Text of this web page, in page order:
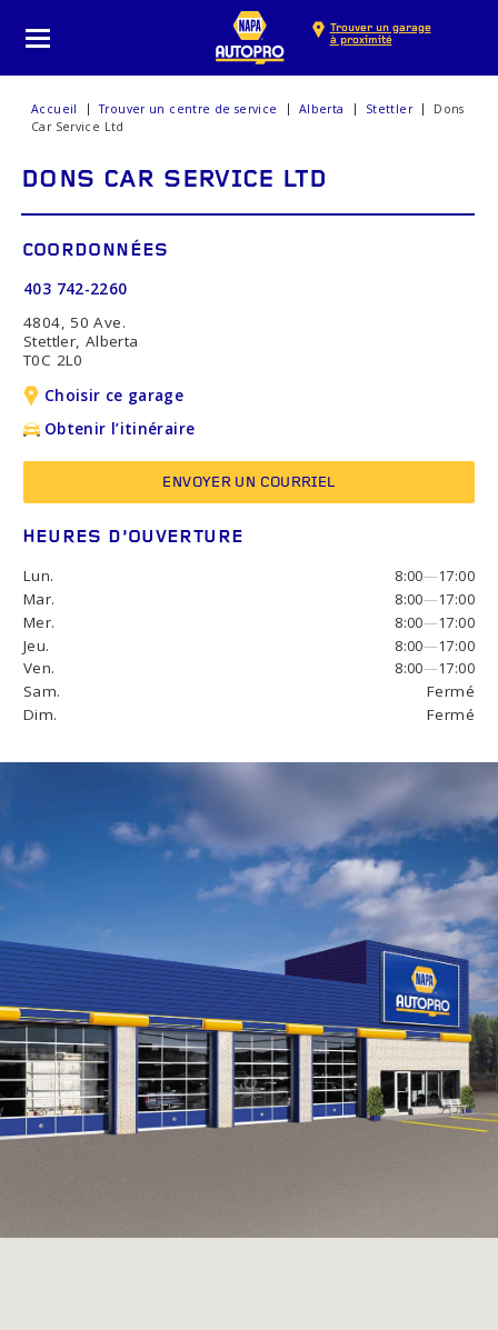
Trouver un garage
à proximité
Accueil Trouver un centre de service Alberta Stettler
Dons
Car Service Ltd
DONS CAR SERVICE LTD
COORDONNÉES
403 742-2260
4804, 50 Ave.
Stettler, Alberta
T0C 2L0
Choisir ce garage
Obtenir l’itinéraire
ENVOYER UN COURRIEL
HEURES D’OUVERTURE
Lun. 8:00—17:00
Mar.
8:00—17:00
Mer.
8:00—17:00
Jeu.
8:00—17:00
Ven.
8:00—17:00
Sam.
Fermé
Dim.
Fermé